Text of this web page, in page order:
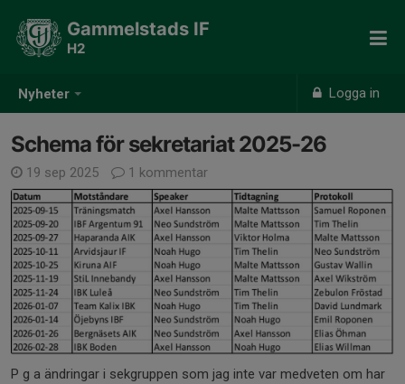
Nyheter Logga in
Gammelstads IF
H2
Schema för sekretariat 2025-26
19 sep 2025 1 kommentar
P g a ändringar i sekgruppen som jag inte var medveten om har